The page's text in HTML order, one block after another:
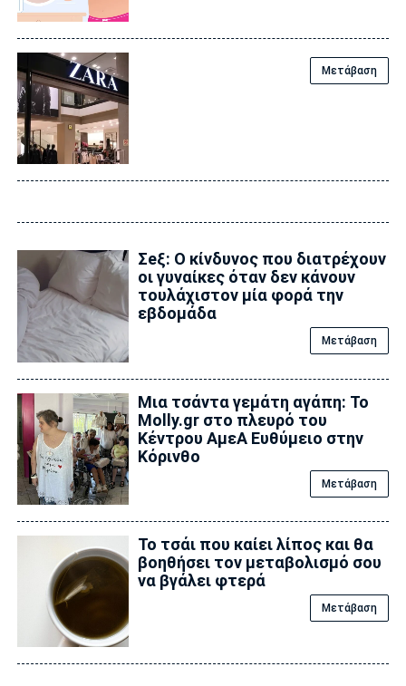
Μετάβαση
Σeξ: Ο κίνδυνος που διατρέχουν
οι γυναίκες όταν δεν κάνουν
τουλάχιστον μία φορά την
εβδομάδα
Μετάβαση
Μια τσάντα γεμάτη αγάπη: Το
Molly.gr στο πλευρό του
Κέντρου ΑμεΑ Ευθύμειο στην
Κόρινθο
Μετάβαση
Το τσάι που καίει λίπος και θα
βοηθήσει τον μεταβολισμό σου
να βγάλει φτερά
Μετάβαση